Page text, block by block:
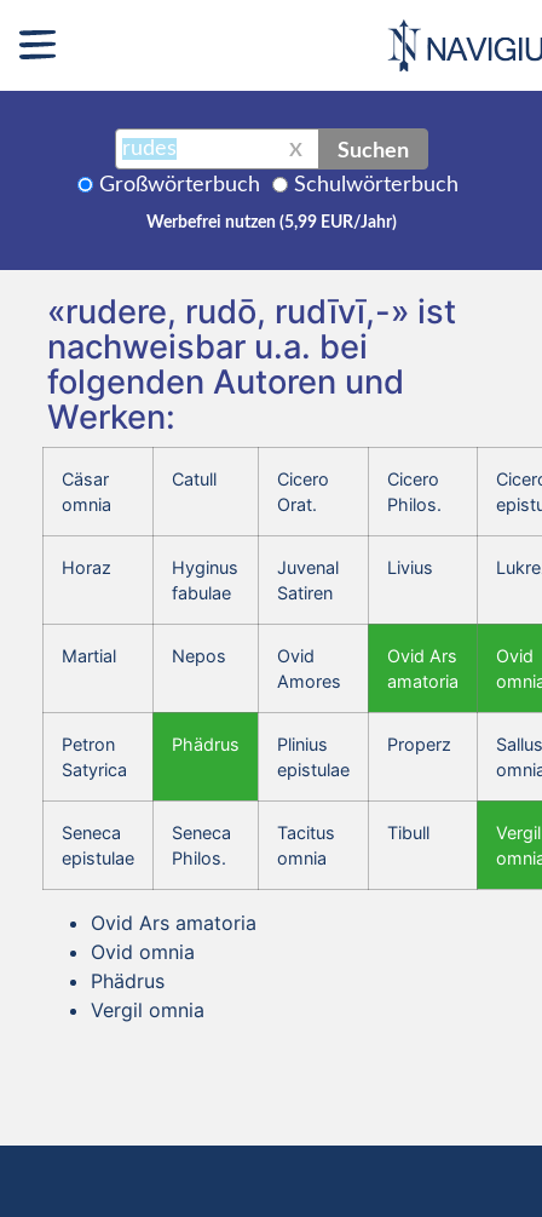
X Suchen
Großwörterbuch Schulwörterbuch
Werbefrei nutzen (5,99 EUR/Jahr)
«rudere, rudō, rudīvī,-» ist
nachweisbar u.a. bei
folgenden Autoren und
Werken:
Cäsar
omnia
Catull
Cicero
Orat.
Cicero
Philos.
Horaz
Hyginus
fabulae
Juvenal
Satiren
Livius
Martial Nepos
Ovid
Amores
Ovid Ars
amatoria
Ovid
Petron
Satyrica
Phädrus
Plinius
epistulae
Properz
Seneca
epistulae
Seneca
Philos.
Tacitus
omnia
Tibull
Vergil
Ovid Ars amatoria
Ovid omnia
Phädrus
Vergil omnia